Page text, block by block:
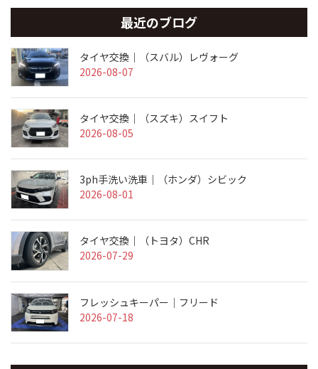
最近のブログ
タイヤ交換｜（スバル）レヴォーグ
2026-08-07
タイヤ交換｜（スズキ）スイフト
2026-08-05
3ph手洗い洗車｜（ホンダ）シビック
2026-08-01
タイヤ交換｜（トヨタ）CHR
2026-07-29
フレッシュキーパー｜フリード
2026-07-18